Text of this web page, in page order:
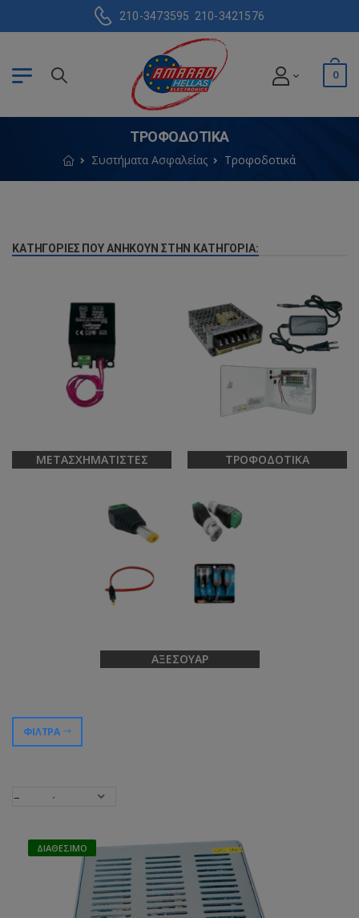
210-3473595 210-3421576
0
ΤΡΟΦΟΔΟΤΙΚΆ
Συστήματα Ασφαλείας Τροφοδοτικά
ΚΑΤΗΓΟΡΊΕΣ ΠΟΥ ΑΝΉΚΟΥΝ ΣΤΗΝ ΚΑΤΗΓΟΡΊΑ:
ΜΕΤΑΣΧΗΜΑΤΙΣΤΈΣ ΤΡΟΦΟΔΟΤΙΚΆ
ΑΞΕΣΟΥΆΡ
ΦΊΛΤΡΑ
ΔΙΑΘΈΣΙΜΟ